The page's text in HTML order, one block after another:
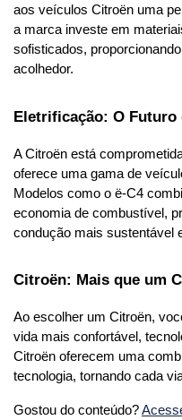
aos veículos Citroën uma
a marca investe em
sofisticados,
acolhedor.
Eletrificação: O Futuro
A Citroën está
oferece uma gama de
Modelos como o ë-C4
economia de combustível,
condução mais sustentável
Citroën: Mais que um
Ao escolher um Citroën,
vida mais confortável,
Citroën oferecem uma
tecnologia, tornando cada
Gostou do conteúdo?